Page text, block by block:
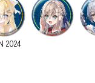
2024